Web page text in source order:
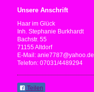
Unsere Anschrift
Haar im Glück
Inh. Stephanie Burkhardt
Bachstr. 55
71155 Altdorf
E-Mail: anie7787@yahoo.de
Telefon: 07031/4489294
Teilen